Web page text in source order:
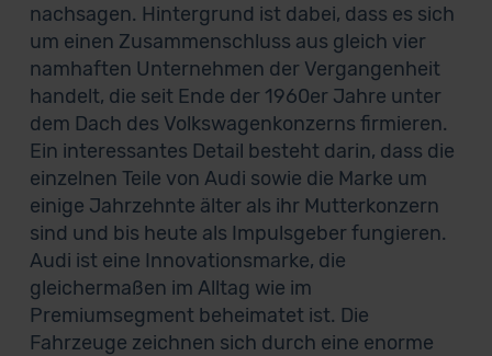
nachsagen. Hintergrund ist dabei, dass es sich
um einen Zusammenschluss aus gleich vier
namhaften Unternehmen der Vergangenheit
handelt, die seit Ende der 1960er Jahre unter
dem Dach des Volkswagenkonzerns firmieren.
Ein interessantes Detail besteht darin, dass die
einzelnen Teile von Audi sowie die Marke um
einige Jahrzehnte älter als ihr Mutterkonzern
sind und bis heute als Impulsgeber fungieren.
Audi ist eine Innovationsmarke, die
gleichermaßen im Alltag wie im
Premiumsegment beheimatet ist. Die
Fahrzeuge zeichnen sich durch eine enorme